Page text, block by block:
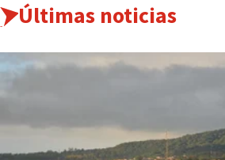
Últimas noticias